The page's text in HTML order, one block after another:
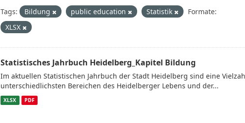
Tags: Bildung public education Statistik
Formate:
XLSX
Statistisches Jahrbuch Heidelberg_Kapitel Bildung
Im aktuellen Statistischen Jahrbuch der Stadt Heidelberg sind eine
unterschiedlichsten Bereichen des Heidelberger Lebens und der...
XLSX PDF